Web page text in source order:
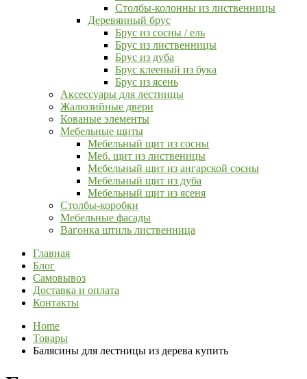
Столбы-колонны из лиственницы
Деревянный брус
Брус из сосны / ель
Брус из лиственницы
Брус из дуба
Брус клееный из бука
Брус из ясень
Аксессуары для лестницы
Жалюзийные двери
Кованые элементы
Мебельные щиты
Мебельный щит из сосны
Меб. щит из лиственицы
Мебельный щит из ангарской сосны
Мебельный щит из дуба
Мебельный щит из ясеня
Столбы-коробки
Мебельные фасады
Вагонка штиль лиственница
Главная
Блог
Самовывоз
Доставка и оплата
Контакты
Home
Товары
Балясины для лестницы из дерева купить